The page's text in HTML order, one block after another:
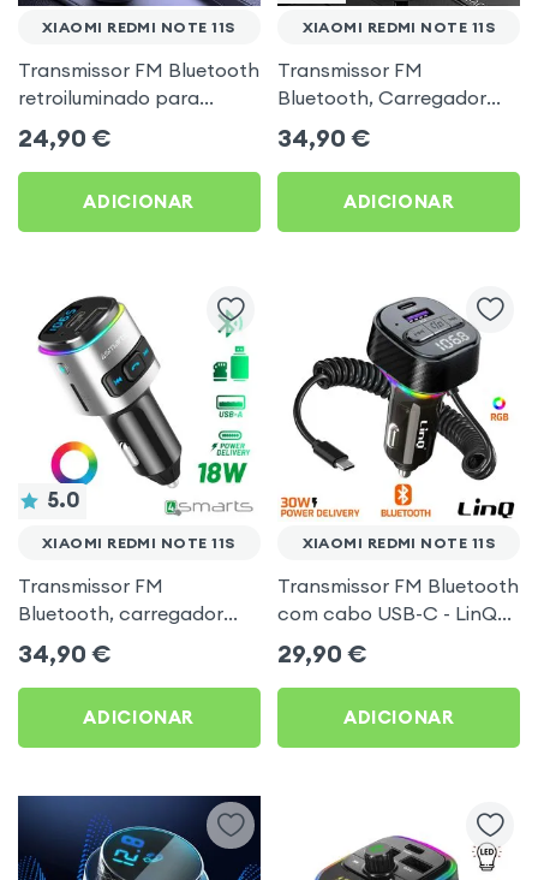
XIAOMI REDMI NOTE 11S
Transmissor FM Bluetooth
retroiluminado para
automóvel com
carregamento USB C
Preto
24,90 €
ADICIONAR
XIAOMI REDMI NOTE 11S
Transmissor FM
Bluetooth, Carregador
para automóvel Muvit
Preto para Xiaomi Redmi
Note 11s
34,90 €
ADICIONAR
5.0
XIAOMI REDMI NOTE 11S
Transmissor FM
Bluetooth, carregador
isqueiro USB / USB-C, Kit
mãos livres Multifunção -
4smarts
34,90 €
ADICIONAR
XIAOMI REDMI NOTE 11S
Transmissor FM Bluetooth
com cabo USB-C - LinQ
para Xiaomi Redmi Note
11s
29,90 €
ADICIONAR